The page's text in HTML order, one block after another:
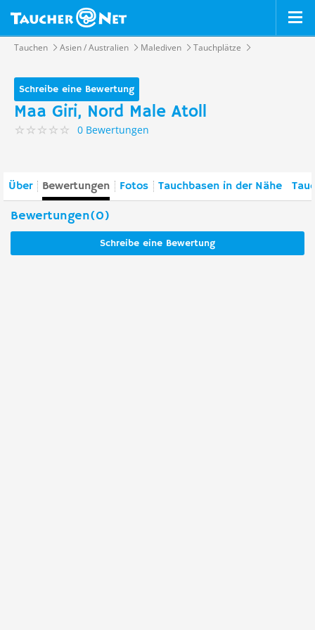
Tauchen Asien / Australien Malediven Tauchplätze
Schreibe eine Bewertung
Maa Giri, Nord Male Atoll
0 Bewertungen
Über Bewertungen Fotos Tauchbasen in der Nähe
Bewertungen(0)
Schreibe eine Bewertung